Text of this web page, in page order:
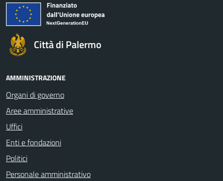
Città di Palermo
AMMINISTRAZIONE
Organi di governo
Aree amministrative
Uffici
Enti e fondazioni
Politici
Personale amministrativo